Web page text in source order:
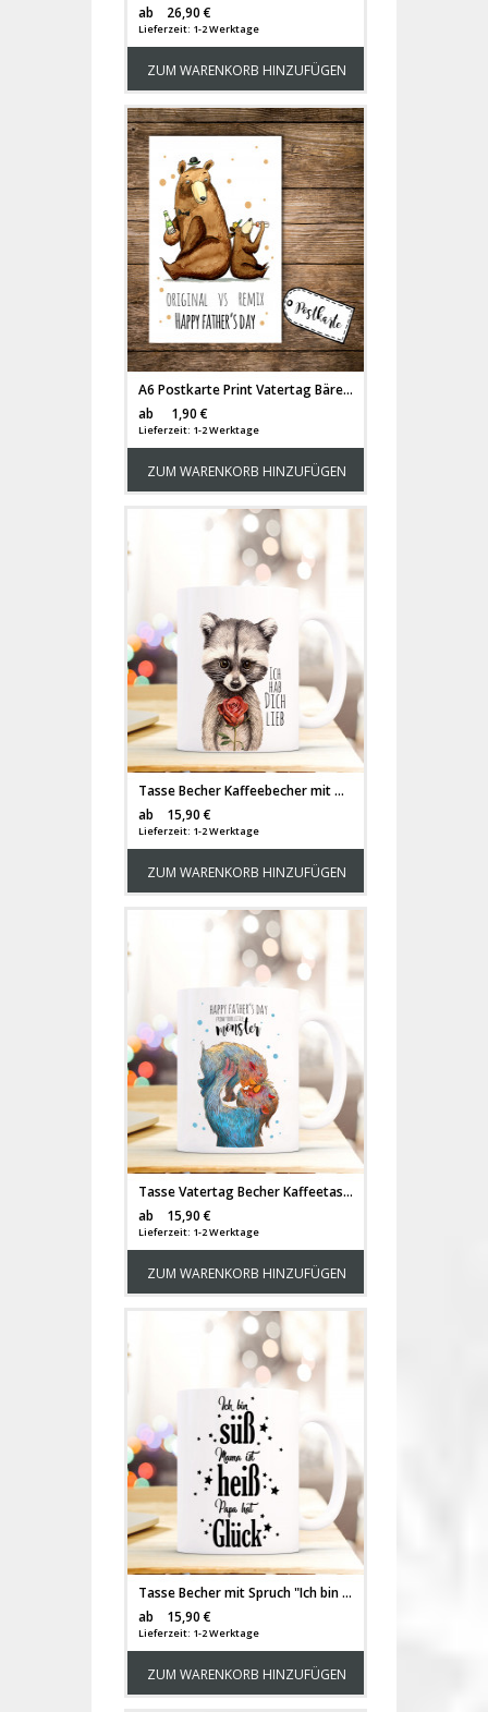
ab 26,90 €
Lieferzeit: 1-2 Werktage
ZUM WARENKORB HINZUFÜGEN
A6 Postkarte Print Vatertag Bären mit Spruch Original vs Remix Happy Father's Day und Punkten pk108
ab
1,90 €
Lieferzeit: 1-2 Werktage
ZUM WARENKORB HINZUFÜGEN
Tasse Becher Kaffeebecher mit Waschbär & Spruch Ich hab dich lieb Kaffeebecher Geschenk ts672
ab
15,90 €
Lieferzeit: 1-2 Werktage
ZUM WARENKORB HINZUFÜGEN
Tasse Vatertag Becher Kaffeetasse Kaffeebecher Monster mit Punkten und Spruch happy father's day from your little monster ts451
ab
15,90 €
Lieferzeit: 1-2 Werktage
ZUM WARENKORB HINZUFÜGEN
Tasse Becher mit Spruch "Ich bin süß..." & Punkte bunt Zitat Geschenk Kaffeebecher ts585
ab
15,90 €
Lieferzeit: 1-2 Werktage
ZUM WARENKORB HINZUFÜGEN